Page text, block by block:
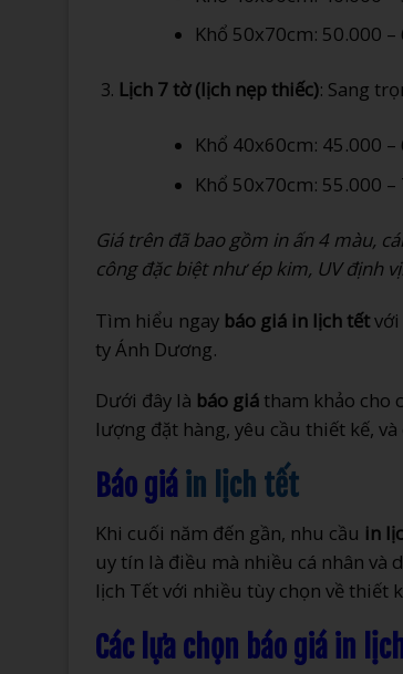
Khổ 50x70cm: 50.000
Lịch 7 tờ (lịch nẹp thiếc): Sang
Khổ 40x60cm: 45.000
Khổ 50x70cm: 55.000
Giá trên đã bao gồm in ấn 4 màu,
công đặc biệt như ép kim, UV định
Tìm hiểu ngay báo giá in lịch tết
ty Ánh Dương.
Dưới đây là báo giá tham khảo cho
lượng đặt hàng, yêu cầu thiết kế,
Báo giá in lịch tết
Khi cuối năm đến gần, nhu cầu in
uy tín là điều mà nhiều cá nhân và
lịch Tết với nhiều tùy chọn về thiết
Các lựa chọn báo giá in